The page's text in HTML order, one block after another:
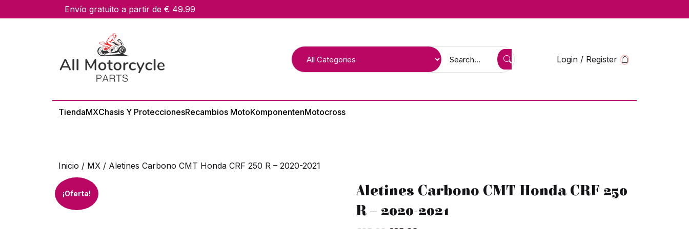
to
Envío gratuito a partir de € 49.99
Login / Register
TiendaMXChasis Y ProteccionesRecambios MotoKomponentenMotocross
Inicio / MX / Aletines Carbono CMT Honda CRF 250 R – 2020-2021
¡Oferta!
Aletines Carbono CMT Honda CRF 250
R – 2020-2021